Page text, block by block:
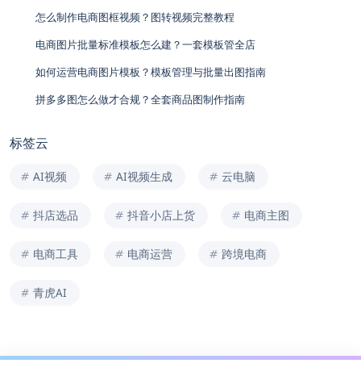
怎么制作电商图框视频？图转视频完整教程
电商图片批量标准模板怎么建？一套模板管全店
如何运营电商图片模板？模板管理与批量出图指南
拼多多图怎么做才合规？全套商品图制作指南
标签云
AI视频 AI视频生成 云电脑
抖店选品 抖音小店上货 电商主图
电商工具 电商运营 跨境电商
青虎AI